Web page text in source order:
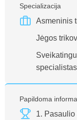
Specializacija
Asmeninis
Jėgos
Papildoma
1.